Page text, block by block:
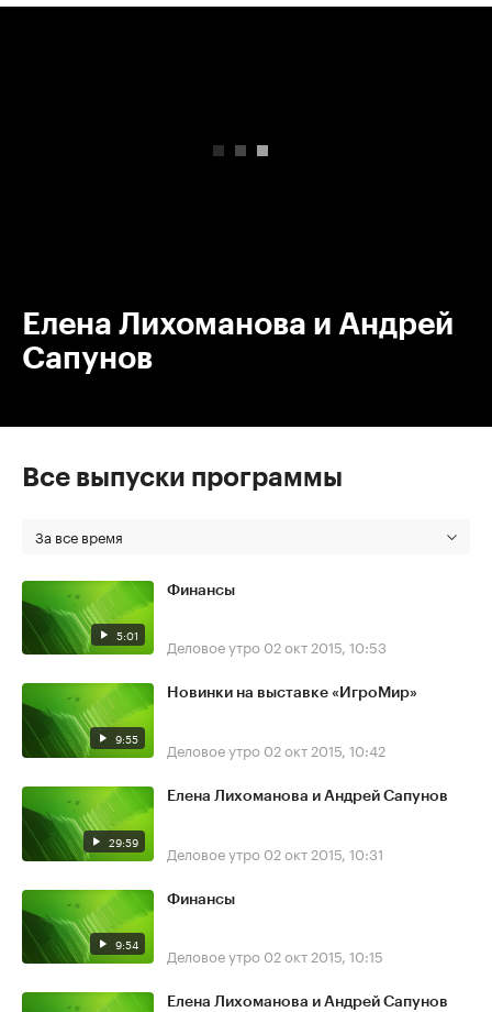
Елена Лихоманова и Андрей
Сапунов
Все выпуски программы
За все время
5:01
Финансы
Деловое утро 02 окт 2015, 10:53
9:55
Новинки на выставке «ИгроМир»
Деловое утро 02 окт 2015, 10:42
29:59
Елена Лихоманова и Андрей Сапунов
Деловое утро 02 окт 2015, 10:31
9:54
Финансы
Деловое утро 02 окт 2015, 10:15
Елена Лихоманова и Андрей Сапунов